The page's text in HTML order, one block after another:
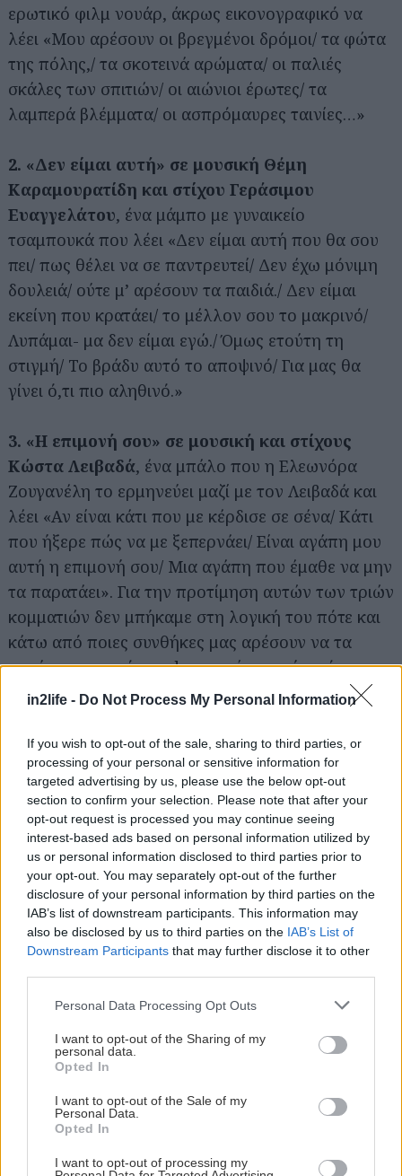
in2life - Do Not Process My Personal Information
If you wish to opt-out of the sale, sharing to third parties, or
processing of your personal or sensitive information for
targeted advertising by us, please use the below opt-out
section to confirm your selection. Please note that after your
opt-out request is processed you may continue seeing
interest-based ads based on personal information utilized by
us or personal information disclosed to third parties prior to
your opt-out. You may separately opt-out of the further
disclosure of your personal information by third parties on the
IAB’s list of downstream participants. This information may
also be disclosed by us to third parties on the IAB’s List of
Downstream Participants that may further disclose it to other
Please note that this website/app uses one or more Google
not limited to your visit or usage behaviour. You may click to
grant or deny consent to Google and its third-party tags to
use your data for below specified purposes in below Google
consent section.
Personal Data Processing Opt Outs
I want to opt-out of the Sharing of my
personal data.
Opted In
I want to opt-out of the Sale of my
Personal Data.
Opted In
I want to opt-out of processing my
ερωτικό φιλμ νουάρ, άκρως εικονογραφικό να
λέει «Μου αρέσουν οι βρεγμένοι δρόμοι/ τα φώτα
της πόλης,/ τα σκοτεινά αρώματα/ οι παλιές
σκάλες των σπιτιών/ οι αιώνιοι έρωτες/ τα
λαμπερά βλέμματα/ οι ασπρόμαυρες ταινίες…»
2. «Δεν είμαι αυτή» σε μουσική Θέμη
Καραμουρατίδη και στίχου Γεράσιμου
Ευαγγελάτου, ένα μάμπο με γυναικείο
τσαμπουκά που λέει «Δεν είμαι αυτή που θα σου
πει/ πως θέλει να σε παντρευτεί/ Δεν έχω μόνιμη
δουλειά/ ούτε μ’ αρέσουν τα παιδιά./ Δεν είμαι
εκείνη που κρατάει/ το μέλλον σου το μακρινό/
Λυπάμαι- μα δεν είμαι εγώ./ Όμως ετούτη τη
στιγμή/ Το βράδυ αυτό το αποψινό/ Για μας θα
γίνει ό,τι πιο αληθινό.»
3. «Η επιμονή σου» σε μουσική και στίχους
Κώστα Λειβαδά, ένα μπάλο που η Ελεωνόρα
Ζουγανέλη το ερμηνεύει μαζί με τον Λειβαδά και
λέει «Αν είναι κάτι που με κέρδισε σε σένα/ Κάτι
που ήξερε πώς να με ξεπερνάει/ Είναι αγάπη μου
αυτή η επιμονή σου/ Μια αγάπη που έμαθε να μην
τα παρατάει». Για την προτίμηση αυτών των τριών
κομματιών δεν μπήκαμε στη λογική του πότε και
κάτω από ποιες συνθήκες μας αρέσουν να τα
ακούμε, π.χ. από το cd στο σπίτι μας ή από το
ραδιόφωνο ή σε κάποιο live της ερμηνεύτριας.
οποιαδήποτε συνθήκη ακρόασης…
Στο cd υπογράφουν πέντε τραγούδια οι Θέμης
Καραμουρατίδης- Γεράσιμος Ευαγγελάτος,
τέσσερα ο Κώστας Λειβαδάς, ένα ο Φίλιππος
Πλιάτσικας και η Πηγή Κωνσταντίνου, ένα η
Μαρία Παπαγεωργίου και ο Σταύρος Σταύρου, ένα
ο Μίνως Θεοχάρης, ένα ο Γιάννης Ζουγανέλης και
η Sunny Μπαλτζή και ένα ο Μίνως Μάτσας με τη
στίχους Ελεάνας Βραχάλη, προέρχεται από το cd-
συλλογή «Όλα τα Ναι του κόσμου» (Platinum
Records) όλα τα έσοδα από τις πωλήσεις του
οποίου διατίθενται στο σωματείο «Παιδικά Χωριά
SOS Ελλάδος» και στο κέντρο θεραπείας
τραγούδι «Είναι η αγάπη» από το σάουντρακ της
Αναζήτηση
για...